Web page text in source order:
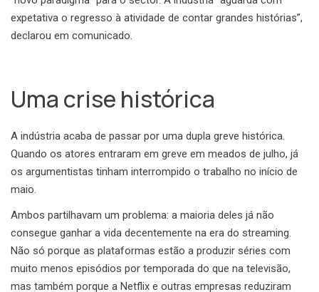
expetativa o regresso à atividade de contar grandes histórias”,
declarou em comunicado.
Uma crise histórica
A indústria acaba de passar por uma dupla greve histórica.
Quando os atores entraram em greve em meados de julho, já
os argumentistas tinham interrompido o trabalho no início de
maio.
Ambos partilhavam um problema: a maioria deles já não
consegue ganhar a vida decentemente na era do streaming.
Não só porque as plataformas estão a produzir séries com
muito menos episódios por temporada do que na televisão,
mas também porque a Netflix e outras empresas reduziram